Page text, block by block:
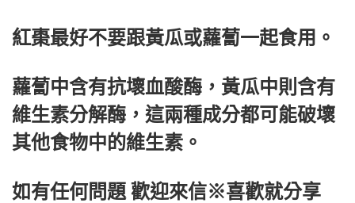
紅棗最好不要跟黃瓜或蘿蔔一起食用。
蘿蔔中含有抗壞血酸酶，黃瓜中則含有
維生素分解酶，這兩種成分都可能破壞
其他食物中的維生素。
如有任何問題 歡迎來信※喜歡就分享